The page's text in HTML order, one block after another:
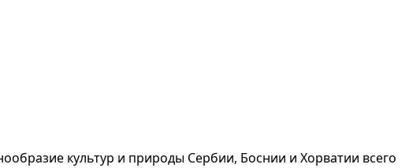
культур и природы Сербии, Боснии и Хорватии всего